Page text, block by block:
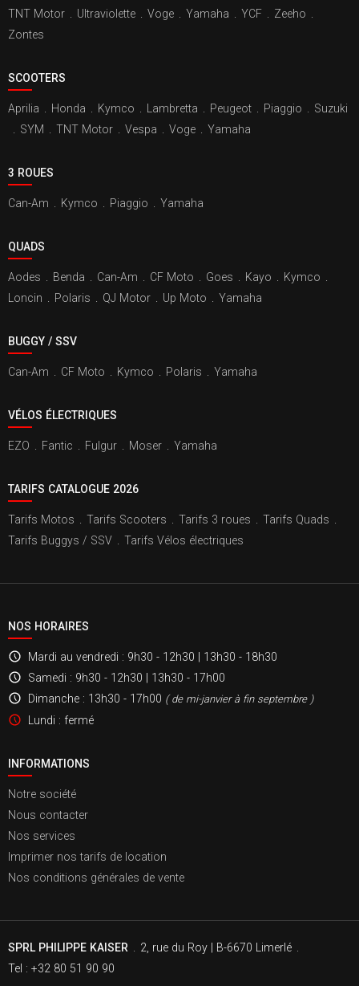
TNT Motor
Ultraviolette Voge Yamaha YCF Zeeho
Zontes
SCOOTERS
Aprilia Honda Kymco Lambretta Peugeot Piaggio
Suzuki
SYM TNT Motor Vespa Voge Yamaha
3 ROUES
Can-Am Kymco Piaggio Yamaha
QUADS
Aodes Benda Can-Am CF Moto Goes Kayo Kymco
Loncin
Polaris QJ Motor Up Moto Yamaha
BUGGY / SSV
Can-Am CF Moto Kymco Polaris Yamaha
VÉLOS ÉLECTRIQUES
EZO Fantic Fulgur Moser Yamaha
TARIFS CATALOGUE 2026
Tarifs Motos Tarifs Scooters Tarifs 3 roues Tarifs Quads
Tarifs Buggys / SSV
Tarifs Vélos électriques
NOS HORAIRES
Mardi au vendredi : 9h30 - 12h30 | 13h30 - 18h30
Samedi : 9h30 - 12h30 | 13h30 - 17h00
Dimanche : 13h30 - 17h00 ( de mi-janvier à fin septembre )
Lundi : fermé
INFORMATIONS
Notre société
Nous contacter
Nos services
Imprimer nos tarifs de location
Nos conditions générales de vente
SPRL PHILIPPE KAISER 2, rue du Roy | B-6670 Limerlé
Tel : +32 80 51 90 90